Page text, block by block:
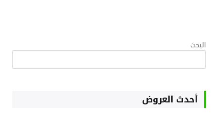
البحث
أحدث العروض